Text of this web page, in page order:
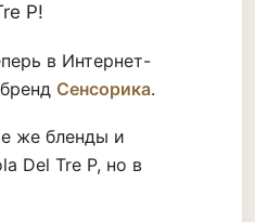
P!
в Интернет-
Сенсорика.
же бленды и
Del Tre P, но в